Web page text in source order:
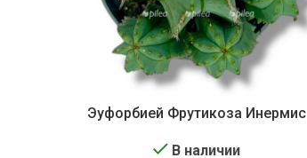
Эуфорбией Фрутикоза Инермис
В наличии